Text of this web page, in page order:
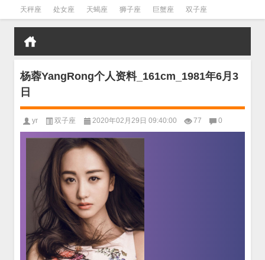
天秤座 处女座 天蝎座 狮子座 巨蟹座 双子座
金牛座 双鱼座 水瓶座
杨蓉YangRong个人资料_161cm_1981年6月3
日
yr 双子座 2020年02月29日 09:40:00 77 0